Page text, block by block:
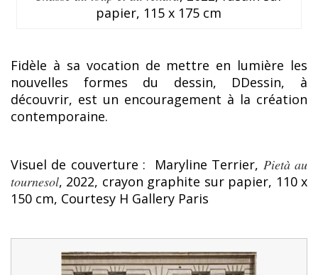
papier, 115 x 175 cm
Fidèle à sa vocation de mettre en lumière les
nouvelles formes du dessin, DDessin, à
découvrir, est un encouragement à la création
contemporaine.
Visuel de couverture : Maryline Terrier, Pietà au
tournesol, 2022, crayon graphite sur papier, 110 x
150 cm, Courtesy H Gallery Paris